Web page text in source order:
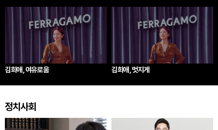
김희애, 여유로움 김희애, 멋지게
정치사회